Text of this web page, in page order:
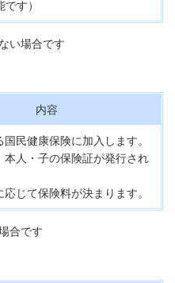
す）
い場合です
内容
民健康保険に加入します。
本人・子の保険証が発行され
じて保険料が決まります。
合です